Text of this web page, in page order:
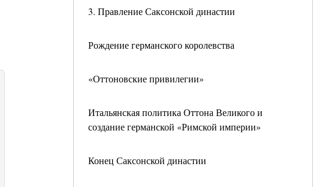
3. Правление Саксонской династии
Рождение германского королевства
«Оттоновские привилегии»
Итальянская политика Оттона Великого и
создание германской «Римской империи»
Конец Саксонской династии